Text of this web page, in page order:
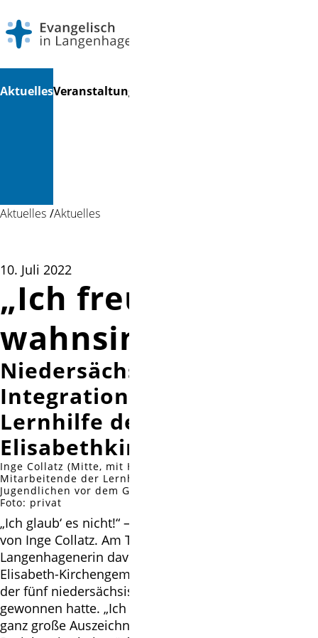
überspringen
AktuellesVeranstaltungen
Aktuelles Aktuelles
10. Juli 2022
„Ich freue mich
wahnsinnig“
Niedersächsischer
Integrationspreis für die
Lernhilfe der
Elisabethkirche
Inge Collatz (Mitte, mit Halstuch), ehrenamtlich
Mitarbeitende der Lernhilfe und die Kinder und
Jugendlichen vor dem Gemeindehaus der Elisabethkirche.
Foto: privat
„Ich glaub‘ es nicht!“ – so lautete die erste Reaktion
von Inge Collatz. Am Telefon erfuhr die
Langenhagenerin davon, dass die Lernhilfe der
Elisabeth-Kirchengemeinde in Langenhagen einen
der fünf niedersächsischen Integrationspreise 2022
gewonnen hatte. „Ich empfinde das als eine ganz,
ganz große Auszeichnung für alle, die in diesem